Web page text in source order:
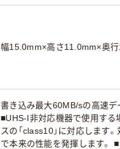
幅15.0mm×高さ11.0mm×奥
書き込み最大60MB/sの高速デ
■UHS-I非対応機器で使用する
スの「class10」に対応します
で本来の性能を発揮します。